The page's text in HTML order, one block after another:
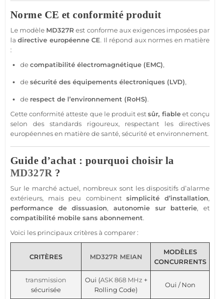
Norme CE et conformité produit
Le modèle MD327R est conforme aux exigences imposées par
ladirective européenne CE. Il répond aux normes en matière
:
decompatibilité électromagnétique (EMC),
desécurité des équipements électroniques (LVD),
de respect de l’environnement (RoHS).
Cette conformité atteste que le produit estsûr, fiableet conçu
selon des standards rigoureux, respectant les directives
européennes en matière de santé, sécuritéet environnement.
Guide d’achat : pourquoi choisir la
MD327R?
Sur le marché actuel, nombreux sont les dispositifs d’alarme
extérieurs, mais peu combinent simplicité d’installation,
performance de dissuasion,autonomie sur batterie, et
compatibilité mobile sans abonnement.
Voici les principaux critères à comparer :
CRITÈRES MD327R MEIAN
MODÈLES
CONCURRENTS
transmission
sécurisée
Oui (ASK 868 MHz +
Rolling Code)
Oui / Non